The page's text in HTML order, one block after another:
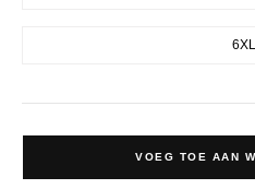
6XL
VOEG TOE AAN